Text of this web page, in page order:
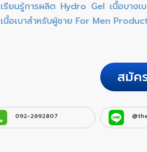
เรียนรู้การผลิต Hydro Gel เนื้อบางเ
เนื้อเบาสำหรับผู้ชาย For Men
สมัค
092-2692807